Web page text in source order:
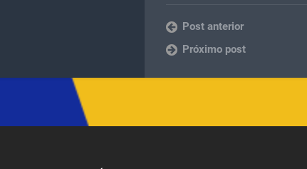
Post anterior
Próximo post